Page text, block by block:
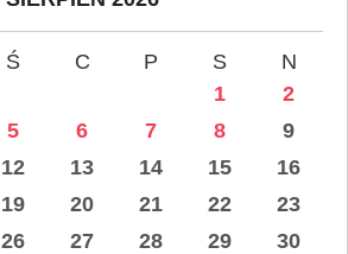
Ś C P S
N
1
2
5 6 7 8
9
12 13 14 15
16
19 20 21 22
23
26 27 28 29
30